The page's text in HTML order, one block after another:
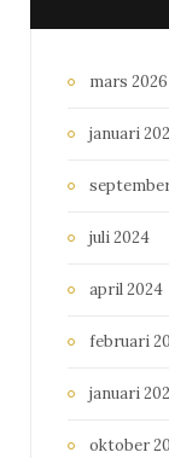
mars 2026
januari
juli 2024
april 2024
februari
januari
oktober